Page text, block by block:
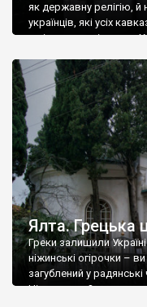
як державну релігію, й
українців, які усіх
є відданими вірянами
Ялта. Грецька
Греки залишили
ніжинські огірочки –
загублений у
Ніжин греки?